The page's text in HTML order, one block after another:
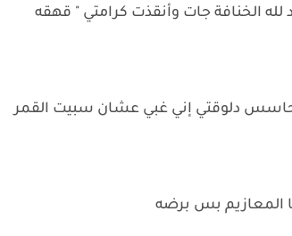
الخنافة جات وأنقذت كرامتي " قهقه
حاسس دلوقتي إني غبي عشان سبيت القمر
المعازيم بس برضه